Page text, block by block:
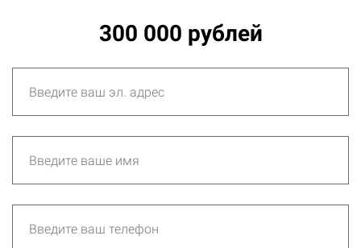
300 000 рублей